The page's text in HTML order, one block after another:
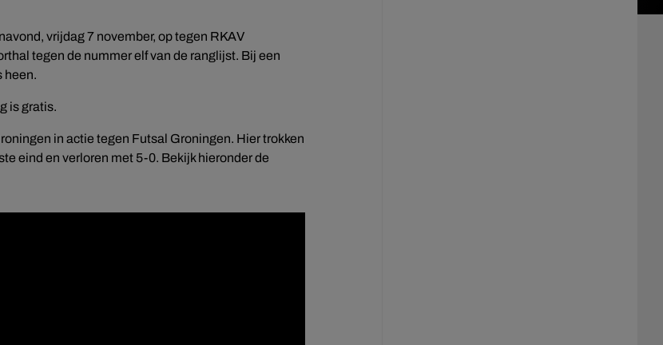
vrijdag 7 november, op tegen RKAV
tegen de nummer elf van de ranglijst. Bij een
heen.
is gratis.
in actie tegen Futsal Groningen. Hier trokken
eind en verloren met 5-0. Bekijk hieronder de